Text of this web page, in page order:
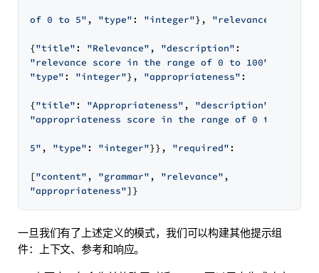
of 0 to 5" , "type": "integer"}, "relevance"
{"title": "Relevance" , "description"
"relevance score in the range of 0 to 100"
"type": "integer"}, "appropriateness":
{"title": "Appropriateness" , "description"
"appropriateness score in the range of 0 to
5" , "type": "integer"}}, "required":
["content" , "grammar" , "relevance"
"appropriateness"
一旦我们有了上述定义的模式，我们可以构建其他提示组
件：上下文、参考和响应。